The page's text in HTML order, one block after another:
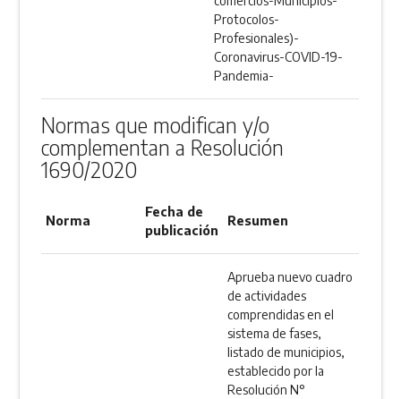
Protocolos-
Profesionales)-
Coronavirus-COVID-19-
Pandemia-
Normas que modifican y/o
complementan a Resolución
1690/2020
Norma
Fecha de
publicación
Resumen
Aprueba nuevo cuadro
de actividades
comprendidas en el
sistema de fases,
listado de municipios,
establecido por la
Resolución N°